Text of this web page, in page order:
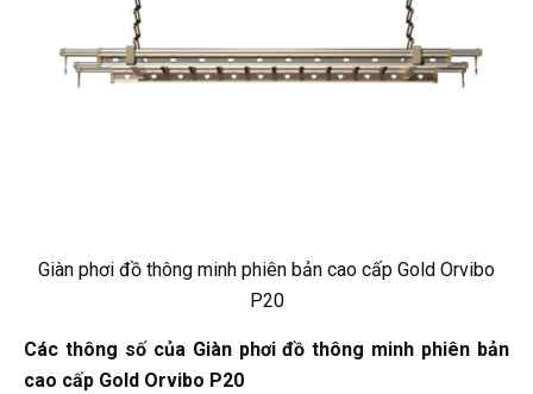
Giàn phơi đồ thông minh phiên bản cao cấp Gold Orvibo
P20
Các thông số của Giàn phơi đồ thông minh phiên bản
cao cấp Gold Orvibo P20